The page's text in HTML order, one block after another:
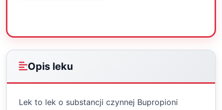
Opis leku
Lek to lek o substancji czynnej Bupropioni